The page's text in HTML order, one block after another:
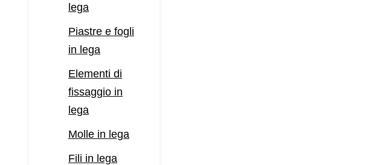
lega
Piastre e fogli
in lega
Elementi di
fissaggio in
lega
Molle in lega
Fili in lega